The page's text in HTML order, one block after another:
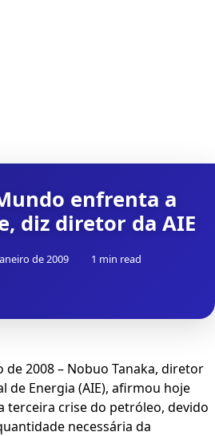
enfrenta a
diz diretor da AIE
de 2009 1 min read
de 2008 – Nobuo Tanaka, diretor
de Energia (AIE), afirmou hoje
terceira crise do petróleo, devido
necessária da